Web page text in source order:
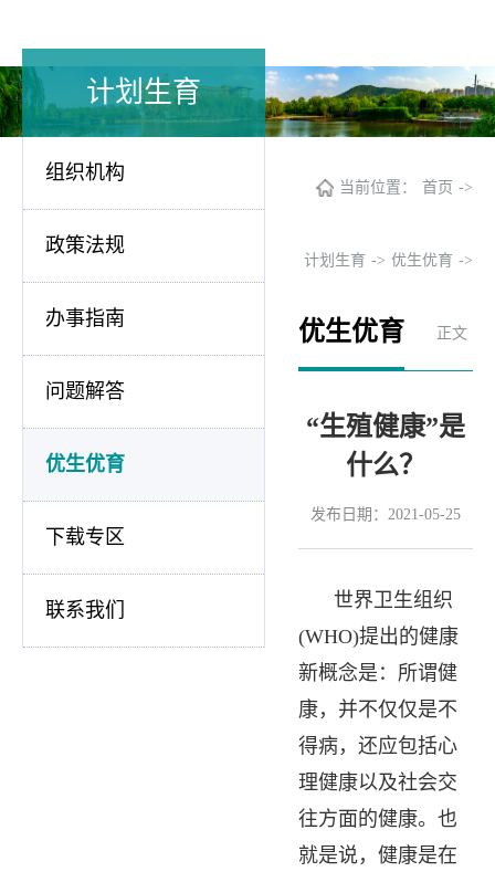
计划生育
组织机构
政策法规
办事指南
问题解答
优生优育
下载专区
联系我们
优生优育
当前位置： 首页 ->
计划生育 -> 优生优育 ->
正文
“生殖健康”是
什么？
发布日期：2021-05-25
世界卫生组织
(WHO)提出的健康
新概念是：所谓健
康，并不仅仅是不
得病，还应包括心
理健康以及社会交
往方面的健康。也
就是说，健康是在